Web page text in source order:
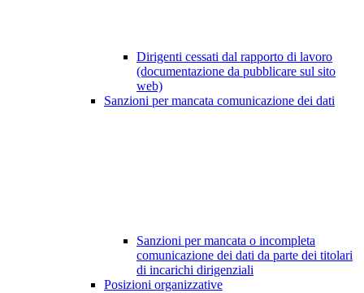
Dirigenti cessati dal rapporto di lavoro
(documentazione da pubblicare sul sito
web)
Sanzioni per mancata comunicazione dei dati
Sanzioni per mancata o incompleta
comunicazione dei dati da parte dei titolari
di incarichi dirigenziali
Posizioni organizzative